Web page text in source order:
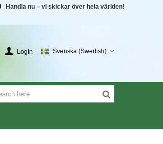
Handla nu – vi skickar över hela världen!
Login Svenska (Swedish)